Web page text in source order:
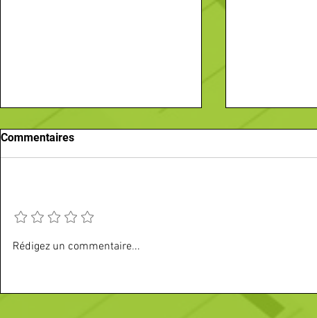
Commentaires
Rédigez un commentaire...